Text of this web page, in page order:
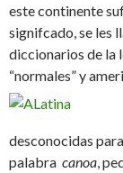
este continente
signifcado, se les
diccionarios de la
“normales” y
desconocidas
palabra canoa ,